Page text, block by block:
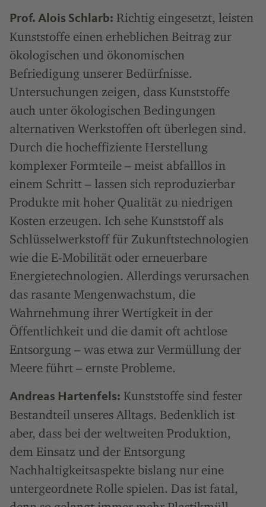
Prof. Alois Schlarb: Richtig eingesetzt, leisten
Kunststoffe einen erheblichen Beitrag zur
ökologischen und ökonomischen
Befriedigung unserer Bedürfnisse.
Untersuchungen zeigen, dass Kunststoffe
auch unter ökologischen Bedingungen
alternativen Werkstoffen oft überlegen sind.
Durch die hocheffiziente Herstellung
komplexer Formteile – meist abfalllos in
einem Schritt – lassen sich reproduzierbar
Produkte mit hoher Qualität zu niedrigen
Kosten erzeugen. Ich sehe Kunststoff als
Schlüsselwerkstoff für Zukunftstechnologien
wie die E-Mobilität oder erneuerbare
Energietechnologien. Allerdings verursachen
das rasante Mengenwachstum, die
Wahrnehmung ihrer Wertigkeit in der
Öffentlichkeit und die damit oft achtlose
Entsorgung – was etwa zur Vermüllung der
Meere führt – ernste Probleme.
Andreas Hartenfels: Kunststoffe sind fester
Bestandteil unseres Alltags. Bedenklich ist
aber, dass bei der weltweiten Produktion,
dem Einsatz und der Entsorgung
Nachhaltigkeitsaspekte bislang nur eine
untergeordnete Rolle spielen. Das ist fatal,